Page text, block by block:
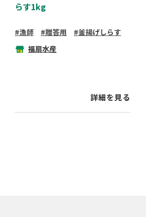
らす1kg
漁師 贈答用
釜揚げしらす
福扇水産
詳細を見る